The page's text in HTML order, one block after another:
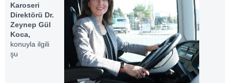
Karoseri
Direktörü Dr.
Zeynep Gül
Koca,
konuyla ilgili
şu